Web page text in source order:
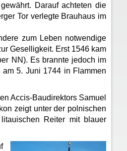
Darauf achteten die
Tor verlegte Brauhaus im
zum Leben notwendige
Geselligkeit. Erst 1546 kam
NN). Es brannte jedoch im
5. Juni 1744 in Flammen
Accis-Baudirektors Samuel
zeigt unter der polnischen
Reiter mit blauer